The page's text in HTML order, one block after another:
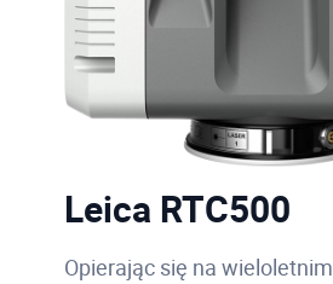
Leica RTC500
Opierając się na wieloletnim